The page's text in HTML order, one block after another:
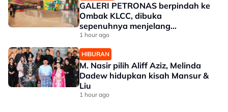
GALERI PETRONAS berpindah ke
Ombak KLCC, dibuka
sepenuhnya menjelang
penghujung 2027
1 hour ago
HIBURAN
M. Nasir pilih Aliff Aziz, Melinda
Dadew hidupkan kisah Mansur &
Liu
1 hour ago